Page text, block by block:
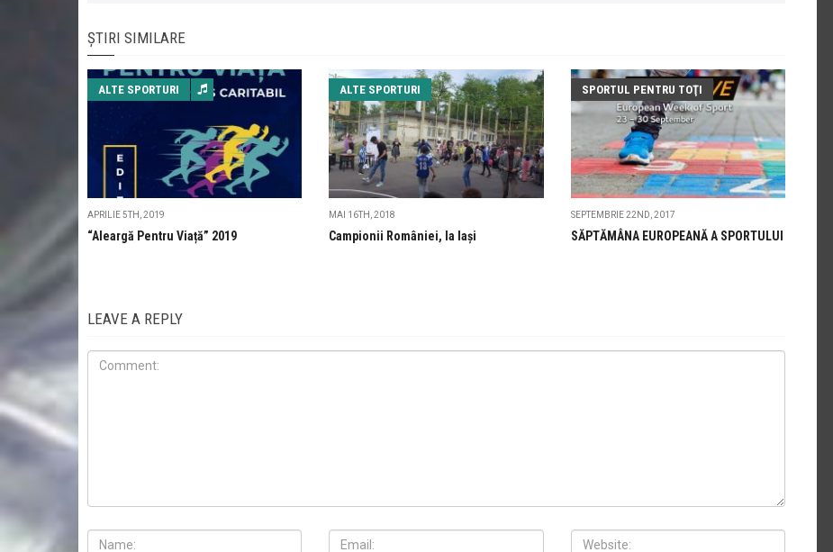
ȘTIRI SIMILARE
ALTE SPORTURI
APRILIE 5TH, 2019
“Aleargă Pentru Viață” 2019
ALTE SPORTURI
MAI 16TH, 2018
Campionii României, la Iași
SPORTUL PENTRU TOŢI
SEPTEMBRIE 22ND, 2017
SĂPTĂMÂNA EUROPEANĂ A SPORTULUI
LEAVE A REPLY